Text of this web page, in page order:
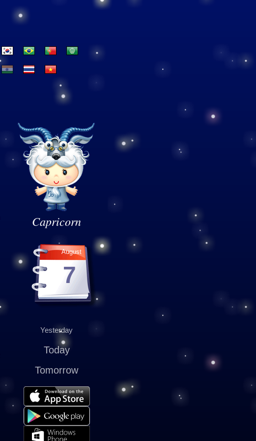
Capricorn
August
7
Yesterday
Today
Tomorrow